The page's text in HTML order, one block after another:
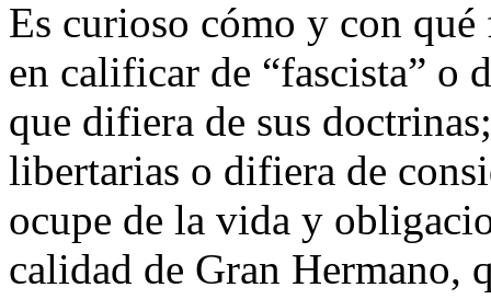
Es curioso cómo y con
en calificar de “fascista” o
que difiera de sus
libertarias o difiera de
ocupe de la vida y
calidad de Gran Hermano,